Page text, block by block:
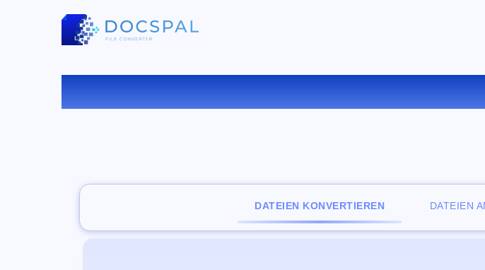
KONVERTIEREN SIE
DATEIEN KONVERTIEREN DATEIEN